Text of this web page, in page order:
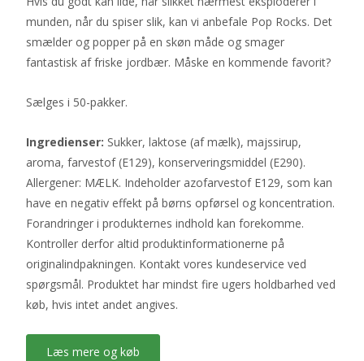
munden, når du spiser slik, kan vi anbefale Pop Rocks. Det
smælder og popper på en skøn måde og smager
fantastisk af friske jordbær. Måske en kommende favorit?
Sælges i 50-pakker.
Ingredienser: Sukker, laktose (af mælk), majssirup,
aroma, farvestof (E129), konserveringsmiddel (E290).
Allergener: MÆLK. Indeholder azofarvestof E129, som kan
have en negativ effekt på børns opførsel og koncentration.
Forandringer i produkternes indhold kan forekomme.
Kontroller derfor altid produktinformationerne på
originalindpakningen. Kontakt vores kundeservice ved
spørgsmål. Produktet har mindst fire ugers holdbarhed ved
køb, hvis intet andet angives.
Læs mere og køb